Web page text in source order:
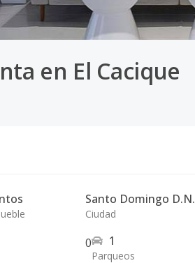
en El Cacique
Santo Domingo D.N.
Ciudad
0 1
Parqueos